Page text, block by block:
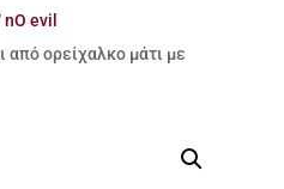
nO evil
από ορείχαλκο μάτι με